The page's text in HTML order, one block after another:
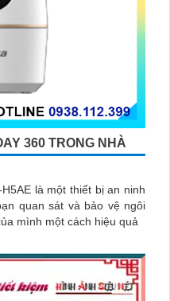
360 TRONG NHÀ
là một thiết bị an ninh
quan sát và bảo vệ ngôi
mình một cách hiệu quả